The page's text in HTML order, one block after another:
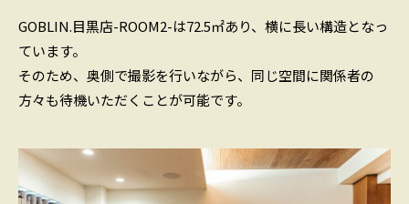
GOBLIN.目黒店-ROOM2-は72.5㎡あり、横に長い構造となっ
ています。
そのため、奥側で撮影を行いながら、同じ空間に関係者の
方々も待機いただくことが可能です。